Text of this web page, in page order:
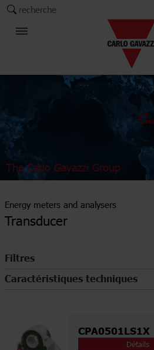
recherche
The Carlo Gavazzi Group
Energy meters and analysers
Transducer
Filtres
Caractéristiques techniques
CPA0501LS1X
Détails